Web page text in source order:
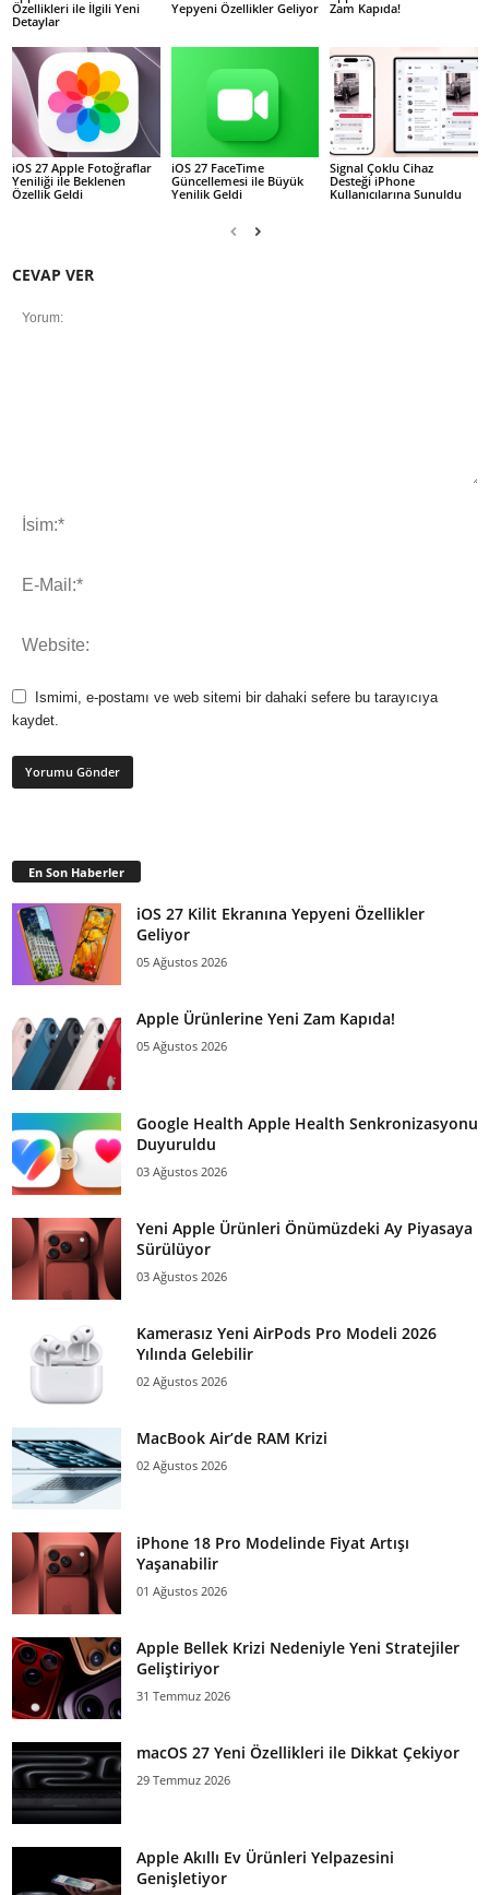
Özellikleri ile İlgili Yeni
Detaylar
Yepyeni Özellikler Geliyor
Zam Kapıda!
iOS 27 Apple Fotoğraflar
Yeniliği ile Beklenen
Özellik Geldi
iOS 27 FaceTime
Güncellemesi ile Büyük
Yenilik Geldi
Signal Çoklu Cihaz
Desteği iPhone
Kullanıcılarına Sunuldu
CEVAP VER
Ismimi, e-postamı ve web sitemi bir dahaki sefere bu tarayıcıya
kaydet.
En Son Haberler
iOS 27 Kilit Ekranına Yepyeni Özellikler
Geliyor
05 Ağustos 2026
Apple Ürünlerine Yeni Zam Kapıda!
05 Ağustos 2026
Google Health Apple Health Senkronizasyonu
Duyuruldu
03 Ağustos 2026
Yeni Apple Ürünleri Önümüzdeki Ay Piyasaya
Sürülüyor
03 Ağustos 2026
Kamerasız Yeni AirPods Pro Modeli 2026
Yılında Gelebilir
02 Ağustos 2026
MacBook Air’de RAM Krizi
02 Ağustos 2026
iPhone 18 Pro Modelinde Fiyat Artışı
Yaşanabilir
01 Ağustos 2026
Apple Bellek Krizi Nedeniyle Yeni Stratejiler
Geliştiriyor
31 Temmuz 2026
macOS 27 Yeni Özellikleri ile Dikkat Çekiyor
29 Temmuz 2026
Apple Akıllı Ev Ürünleri Yelpazesini
Genişletiyor